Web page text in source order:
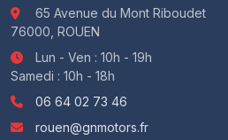
65 Avenue du Mont Riboudet
76000, ROUEN
Lun - Ven : 10h - 19h
Samedi : 10h - 18h
06 64 02 73 46
rouen@gnmotors.fr